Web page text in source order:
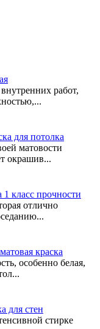
работ,
для потолка
матовости
окрашив...
класс прочности
отлично
краска
особенно белая,
для стен
стирке